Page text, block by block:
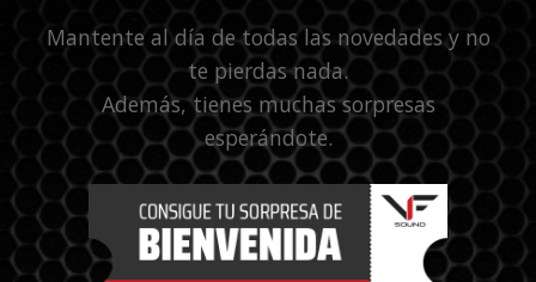
Mantente al día de todas las novedades y no
te pierdas nada.
Además, tienes muchas sorpresas
esperándote.